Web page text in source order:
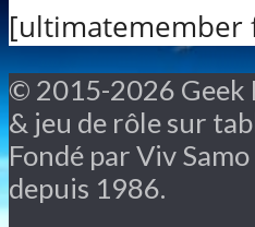
[ultimatemember
© 2015-2026 Geek
& jeu de rôle sur
Fondé par Viv
depuis 1986.